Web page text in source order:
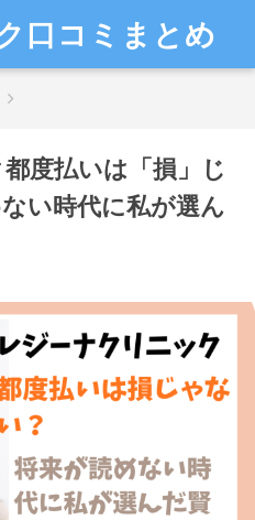
口コミまとめ
度払いは「損」じ
い時代に私が選ん